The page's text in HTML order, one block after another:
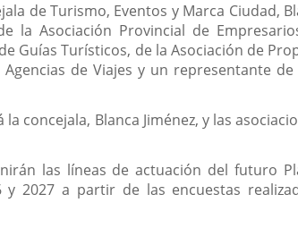
de Turismo, Eventos y Marca Ciudad,
la Asociación Provincial de
Guías Turísticos, de la Asociación de
de Viajes y un representante
concejala, Blanca Jiménez, y las
las líneas de actuación del futuro
2027 a partir de las encuestas